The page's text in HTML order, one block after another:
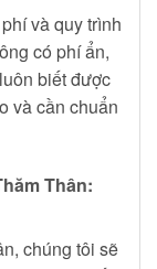
và quy trình
có phí ẩn,
biết được
và cần chuẩn
Thân:
chúng tôi sẽ